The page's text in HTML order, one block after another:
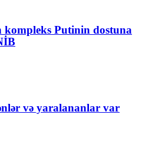
Putinin dostuna
və yaralananlar var